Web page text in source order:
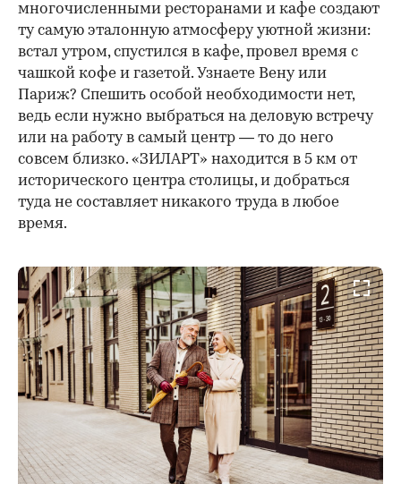
многочисленными ресторанами и кафе создают
ту самую эталонную атмосферу уютной жизни:
встал утром, спустился в кафе, провел время с
чашкой кофе и газетой. Узнаете Вену или
Париж? Спешить особой необходимости нет,
ведь если нужно выбраться на деловую встречу
или на работу в самый центр — то до него
совсем близко. «ЗИЛАРТ» находится в 5 км от
исторического центра столицы, и добраться
туда не составляет никакого труда в любое
время.